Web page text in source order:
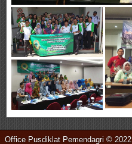
Office Pusdiklat Pemendagri © 2022